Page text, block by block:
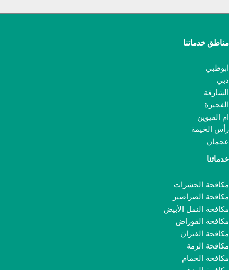
مناطق خدماتنا
ابوظبي
دبي
الشارقة
الفجيرة
ام القيوين
رأس الخيمة
عجمان
خدماتنا
مكافحة الحشرات
مكافحة الصراصير
مكافحة النمل الأبيض
مكافحة القوراض
مكافحة الفئران
مكافحة الرمة
مكافحة الحمام